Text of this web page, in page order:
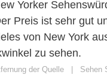
Yorker
Preis ist sehr gut
von New York
zu sehen.
der Quelle | Sehen